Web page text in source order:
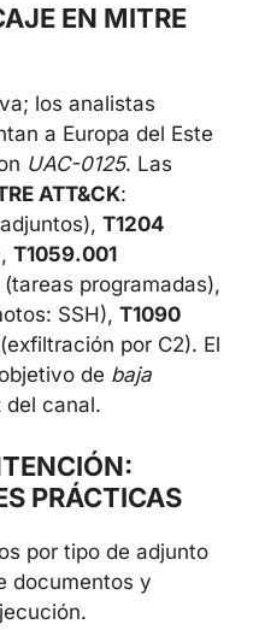
EN MITRE
los analistas
a Europa del Este
UAC-0125. Las
ATT&CK:
T1204
T1059.001
(tareas programadas),
SSH), T1090
(exfiltración por C2). El
de baja
canal.
PRÁCTICAS
por tipo de adjunto
documentos y